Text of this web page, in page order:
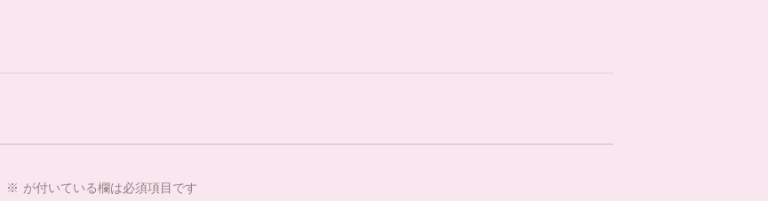
※ が付いている欄は必須項目です